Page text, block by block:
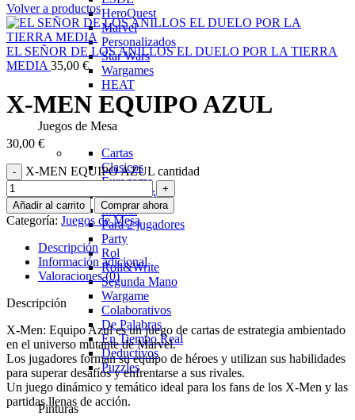
HeroQuest
Marvel
Personalizados
Star Wars
Wargames
HEAT
Juegos de Mesa
Cartas
Clasicos
Eurogame
Exploración
Infantil
Para 2 jugadores
Party
Rol
Roll&Write
Segunda Mano
Wargame
Colaborativos
De Palabras
En Tiempo Real
Deductivos
Puzzles
Pinturas
Volver a productos
EL SEÑOR DE LOS ANILLOS EL DUELO POR LA TIERRA
MEDIA 35,00 €
X-MEN EQUIPO AZUL
30,00 €
X-MEN EQUIPO AZUL cantidad
Añadir al carrito Comprar ahora
Categoría: Juegos de Mesa
Descripción
Información adicional
Valoraciones (0)
Descripción
X-Men: Equipo Azul es un juego de cartas de estrategia ambientado
en el universo mutante de Marvel.
Los jugadores forman su equipo de héroes y utilizan sus habilidades
para superar desafíos y enfrentarse a sus rivales.
Un juego dinámico y temático ideal para los fans de los X-Men y las
partidas llenas de acción.